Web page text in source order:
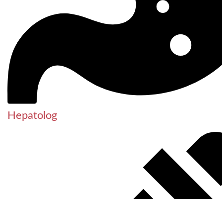
Hepatolog